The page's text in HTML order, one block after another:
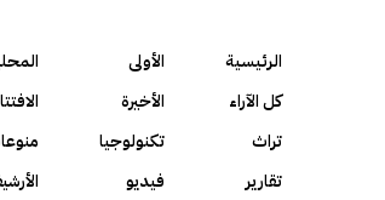
الرئيسية الأولى
كل الآراء
الأخيرة
تراث
تكنولوجيا
تقارير
فيديو